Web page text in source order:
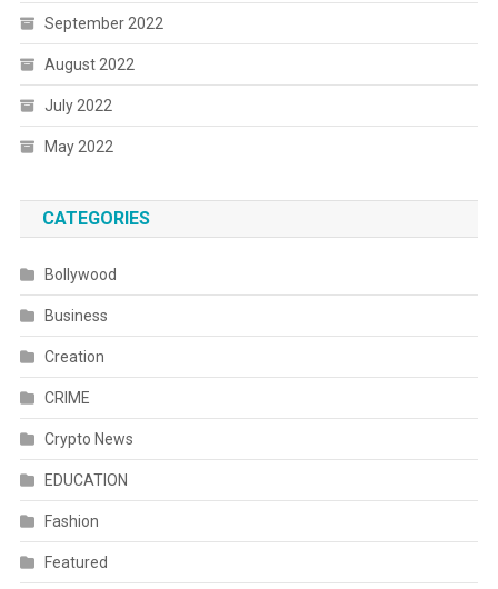
September 2022
August 2022
July 2022
May 2022
CATEGORIES
Bollywood
Business
Creation
CRIME
Crypto News
EDUCATION
Fashion
Featured